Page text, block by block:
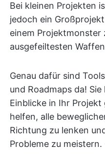
Bei kleinen Projekten
jedoch ein
einem Projektmonster
ausgefeiltesten
Genau dafür sind
und Roadmaps da!
Einblicke in Ihr
helfen, alle
Richtung zu lenken
Probleme zu meistern.